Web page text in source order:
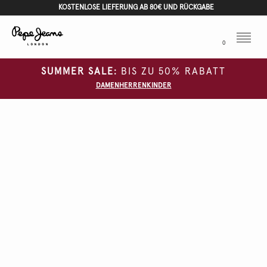
KOSTENLOSE LIEFERUNG AB 80€ UND RÜCKGABE
0
Menu
SUMMER SALE: BIS ZU 50% RABATT
DAMEN HERREN KINDER